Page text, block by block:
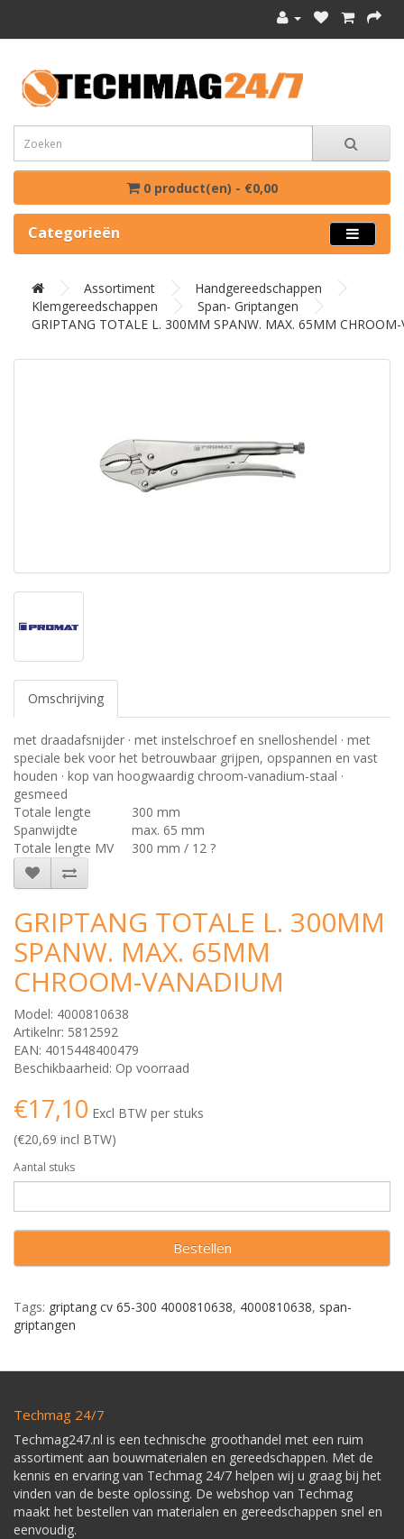
0 product(en) - €0,00
Categorieën
Assortiment
Handgereedschappen
Klemgereedschappen
Span- Griptangen
GRIPTANG TOTALE L. 300MM SPANW. MAX. 65MM
Omschrijving
met draadafsnijder · met instelschroef en snelloshendel · met
speciale bek voor het betrouwbaar grijpen, opspannen en vast
houden · kop van hoogwaardig chroom-vanadium-staal ·
gesmeed
Totale lengte
300 mm
Spanwijdte
max. 65 mm
Totale lengte MV
300 mm / 12 ?
GRIPTANG TOTALE L. 300MM
SPANW. MAX. 65MM
CHROOM-VANADIUM
Model: 4000810638
Artikelnr: 5812592
EAN: 4015448400479
Beschikbaarheid: Op voorraad
€17,10 Excl BTW per stuks
(€20,69 incl BTW)
Aantal stuks
Bestellen
Tags: griptang cv 65-300 4000810638, 4000810638, span-
griptangen
Techmag 24/7
Techmag247.nl is een technische groothandel met een ruim
assortiment aan bouwmaterialen en gereedschappen. Met de
kennis en ervaring van Techmag 24/7 helpen wij u graag bij het
vinden van de beste oplossing. De webshop van Techmag
maakt het bestellen van materialen en gereedschappen snel en
eenvoudig.